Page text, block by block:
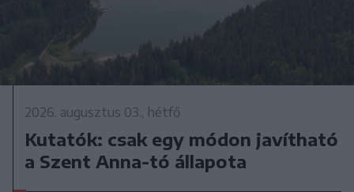
2026. augusztus 03., hétfő
Kutatók: csak egy módon javítható
a Szent Anna-tó állapota